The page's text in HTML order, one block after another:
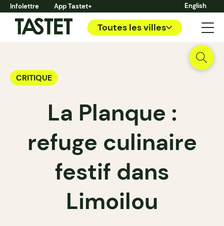
Infolettre App Tastet+ English
Toutes les villes
CRITIQUE
La Planque :
refuge culinaire
festif dans
Limoilou